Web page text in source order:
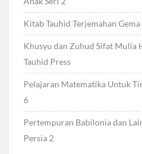
Kitab Tauhid Terjemahan
Khusyu dan Zuhud Sifat Mulia
Tauhid Press
Pelajaran Matematika Untuk
6
Pertempuran Babilonia dan
Persia 2